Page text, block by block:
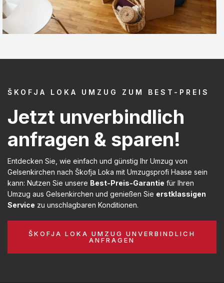
ŠKOFJA LOKA UMZUG ZUM BEST-PREIS
Jetzt unverbindlich
anfragen & sparen!
Entdecken Sie, wie einfach und günstig Ihr Umzug von
Gelsenkirchen nach Škofja Loka mit Umzugsprofi Haase sein
kann: Nutzen Sie unsere Best-Preis-Garantie für Ihren
Umzug aus Gelsenkirchen und genießen Sie erstklassigen
Service zu unschlagbaren Konditionen.
ŠKOFJA LOKA UMZUG UNVERBINDLICH
ANFRAGEN